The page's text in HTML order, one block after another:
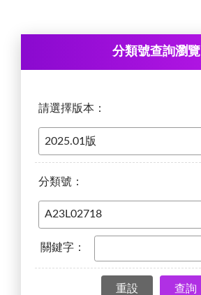
分類號查詢瀏覽
請選擇版本：
分類號：
關鍵字：
查詢